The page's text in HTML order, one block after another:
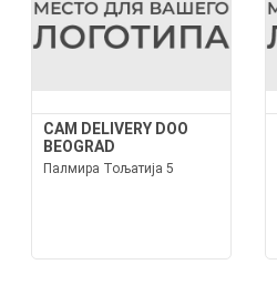
CAM DELIVERY DOO
BEOGRAD
Палмира Тољатија 5